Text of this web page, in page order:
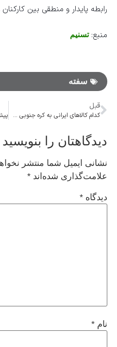
رابطه پایدار و منطقی بین
منبع:تسنیم
سفته
قبل
کدام کالا‌های ایرانی به کره جنوبی صادر شده است؟
دیدگاهتان را بنویسید
نشانی ایمیل شما منتشر
علامت‌گذاری شده‌اند *
دیدگاه *
نام *